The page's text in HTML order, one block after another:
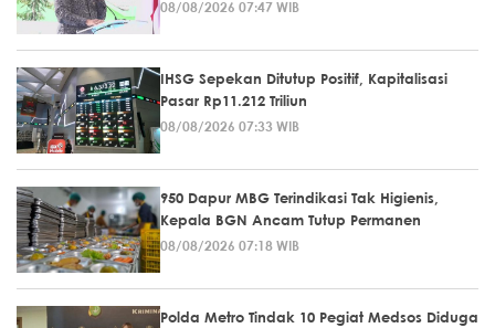
08/08/2026 07:47 WIB
IHSG Sepekan Ditutup Positif, Kapitalisasi
Pasar Rp11.212 Triliun
08/08/2026 07:33 WIB
950 Dapur MBG Terindikasi Tak Higienis,
Kepala BGN Ancam Tutup Permanen
08/08/2026 07:18 WIB
Polda Metro Tindak 10 Pegiat Medsos Diduga